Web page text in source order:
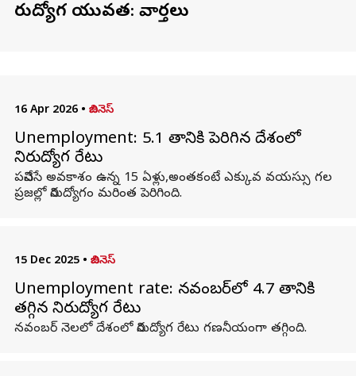
నిరుద్యోగ యువత: వార్తలు
16 Apr 2026 • బిజినెస్
Unemployment: 5.1 శాతానికి పెరిగిన దేశంలో
నిరుద్యోగ రేటు
పనిచేసే అవకాశం ఉన్న 15 ఏళ్లు,అంతకంటే ఎక్కువ వయస్సు గల
ప్రజల్లో నిరుద్యోగం మరింత పెరిగింది.
15 Dec 2025 • బిజినెస్
Unemployment rate: నవంబర్‌లో 4.7 శాతానికి
తగ్గిన నిరుద్యోగ రేటు
నవంబర్ నెలలో దేశంలో నిరుద్యోగ రేటు గణనీయంగా తగ్గింది.